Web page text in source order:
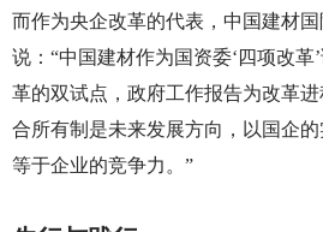
而作为央企改革的代表，中国建材
说：“中国建材作为国资委‘四项改革
革的双试点，政府工作报告为改革
合所有制是未来发展方向，以国企的
等于企业的竞争力。”